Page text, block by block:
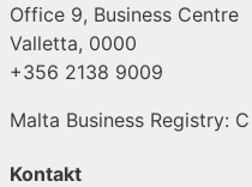
Office 9, Business Centre
Valletta, 0000
+356 2138 9009
Malta Business Registry:
Kontakt